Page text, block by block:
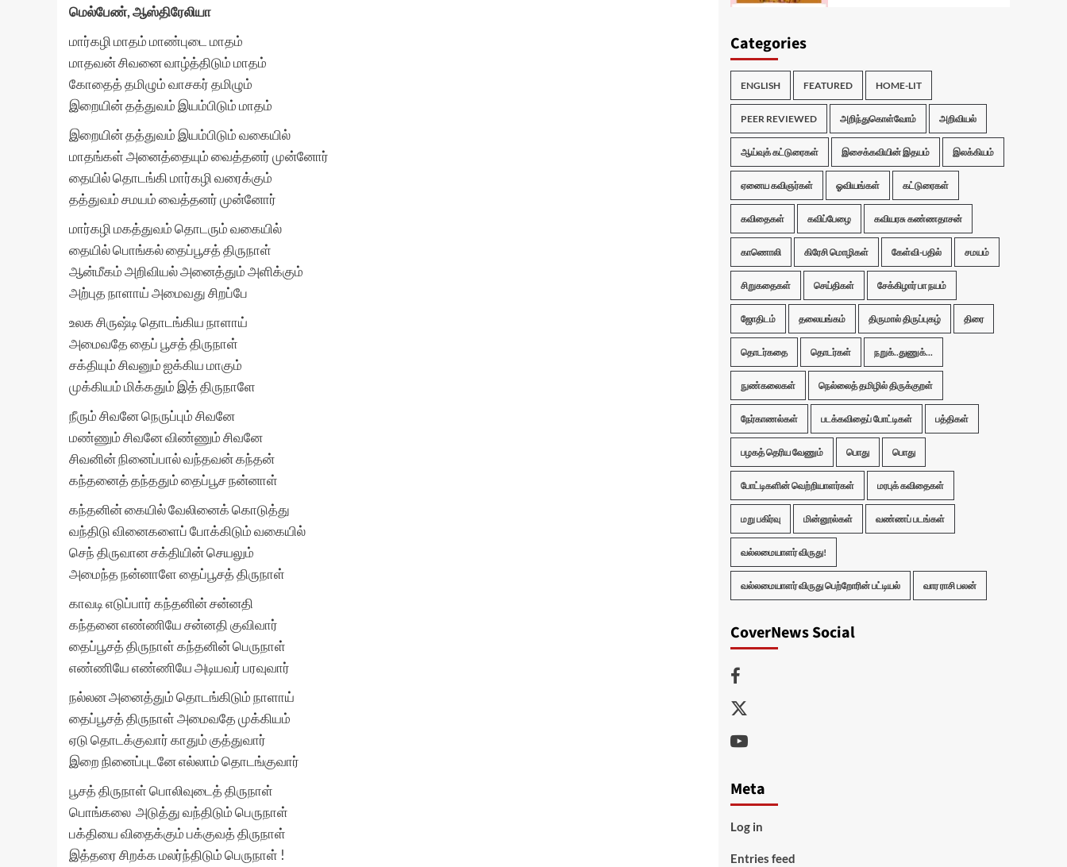
மெல்பேண், ஆஸ்திரேலியா
மார்கழி மாதம் மாண்புடை மாதம்
மாதவன் சிவனை வாழ்த்திடும் மாதம்
கோதைத் தமிழும் வாசகர் தமிழும்
இறையின் தத்துவம் இயம்பிடும் மாதம்
இறையின் தத்துவம் இயம்பிடும் வகையில்
மாதங்கள் அனைத்தையும் வைத்தனர் முன்னோர்
தையில் தொடங்கி மார்கழி வரைக்கும்
தத்துவம் சமயம் வைத்தனர் முன்னோர்
மார்கழி மகத்துவம் தொடரும் வகையில்
தையில் பொங்கல் தைப்பூசத் திருநாள்
ஆன்மீகம் அறிவியல் அனைத்தும் அளிக்கும்
அற்புத நாளாய் அமைவது சிறப்பே
உலக சிருஷ்டி தொடங்கிய நாளாய்
அமைவதே தைப் பூசத் திருநாள்
சக்தியும் சிவனும் ஐக்கிய மாகும்
முக்கியம் மிக்கதும் இத் திருநாளே
நீரும் சிவனே நெருப்பும் சிவனே
மண்ணும் சிவனே விண்ணும் சிவனே
சிவனின் நினைப்பால் வந்தவன் கந்தன்
கந்தனைத் தந்ததும் தைப்பூச நன்னாள்
கந்தனின் கையில் வேலினைக் கொடுத்து
வந்திடு வினைகளைப் போக்கிடும் வகையில்
செந் திருவான சக்தியின் செயலும்
அமைந்த நன்னாளே தைப்பூசத் திருநாள்
காவடி எடுப்பார் கந்தனின் சன்னதி
கந்தனை எண்ணியே சன்னதி குவிவார்
தைப்பூசத் திருநாள் கந்தனின் பெருநாள்
எண்ணியே எண்ணியே அடியவர் பரவுவார்
நல்லன அனைத்தும் தொடங்கிடும் நாளாய்
தைப்பூசத் திருநாள் அமைவதே முக்கியம்
ஏடு தொடக்குவார் காதும் குத்துவார்
இறை நினைப்புடனே எல்லாம் தொடங்குவார்
பூசத் திருநாள் பொலிவுடைத் திருநாள்
பொங்கலை அடுத்து வந்திடும் பெருநாள்
பக்தியை விதைக்கும் பக்குவத் திருநாள்
இத்தரை சிறக்க மலர்ந்திடும் பெருநாள் !
Categories
ENGLISH FEATURED HOME-LIT
PEER REVIEWED அறிந்துகொள்வோம் அறிவியல்
ஆய்வுக் கட்டுரைகள் இசைக்கவியின் இதயம் இலக்கியம்
ஏனைய கவிஞர்கள் ஓவியங்கள் கட்டுரைகள்
கவிதைகள் கவிப்பேழை கவியரசு கண்ணதாசன்
காணொலி கிரேசி மொழிகள் கேள்வி-பதில் சமயம்
சிறுகதைகள் செய்திகள் சேக்கிழார் பா நயம்
ஜோதிடம் தலையங்கம் திருமால் திருப்புகழ் திரை
தொடர்கதை தொடர்கள் நறுக்..துணுக்...
நுண்கலைகள் நெல்லைத் தமிழில் திருக்குறள்
நேர்காணல்கள் படக்கவிதைப் போட்டிகள் பத்திகள்
பழகத் தெரிய வேணும் பொது பொது
போட்டிகளின் வெற்றியாளர்கள் மரபுக் கவிதைகள்
மறு பகிர்வு மின்னூல்கள் வண்ணப் படங்கள்
வல்லமையாளர் விருது!
வல்லமையாளர் விருது பெற்றோரின் பட்டியல் வார ராசி பலன்
CoverNews Social
Facebook
Twitter
Youtube
Meta
Log in
Entries feed